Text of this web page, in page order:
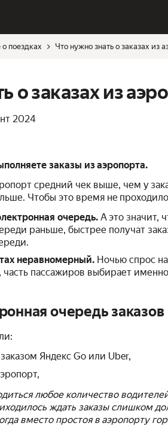
о поездках Что нужно знать о заказах из
о заказах из
2024
заказы из аэропорта.
средний чек выше, чем у
Чтобы это время не
очередь. А это значит,
раньше, быстрее получат
неравномерный. Ночью спрос
пассажиров выбирает
очередь заказов
Яндекс Go или Uber,
любое количество
ждать заказы слишком
вместо простоя в аэропорту